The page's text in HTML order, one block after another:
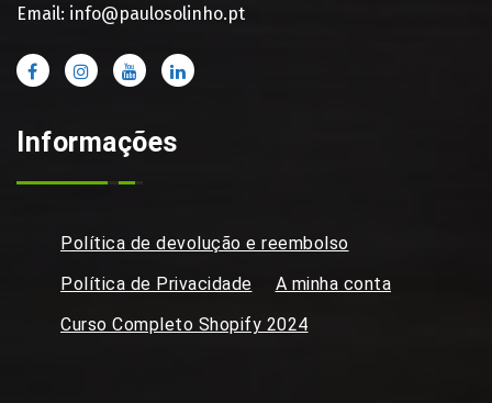
Email: info@paulosolinho.pt
Informações
Política de devolução e reembolso
Política de Privacidade
A minha conta
Curso Completo Shopify 2024